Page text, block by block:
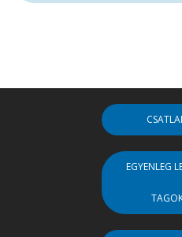
EGYENLEG